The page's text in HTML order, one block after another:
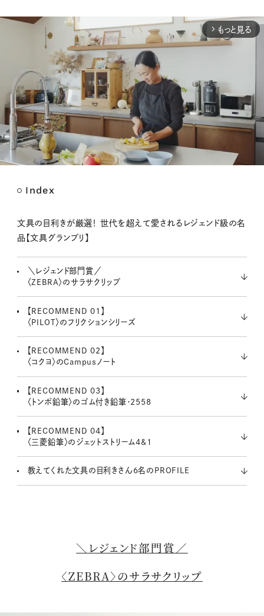
arrow_forward_ios もっと見る
t
Index
文具の目利きが厳選！ 世代を超えて愛されるレジェンド級の名
品【文具グランプリ】
＼レジェンド部門賞／
〈ZEBRA〉のサラサクリップ
【RECOMMEND 01】
〈PILOT〉のフリクションシリーズ
【RECOMMEND 02】
〈コクヨ〉のCampusノート
【RECOMMEND 03】
〈トンボ鉛筆〉のゴム付き鉛筆・2558
【RECOMMEND 04】
〈三菱鉛筆〉のジェットストリーム4&1
教えてくれた文具の目利きさん6名のPROFILE
＼レジェンド部門賞／
〈ZEBRA〉のサラサクリップ